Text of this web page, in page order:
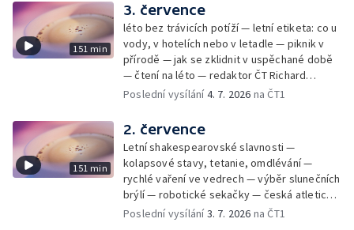
151 min
3. července
léto bez trávicích potíží — letní etiketa: co u
vody, v hotelích nebo v letadle — piknik v
přírodě — jak se zklidnit v uspěchané době
— čtení na léto — redaktor ČT Richard
Samko
Poslední vysílání4. 7. 2026 na ČT1
151 min
2. července
Letní shakespearovské slavnosti —
kolapsové stavy, tetanie, omdlévání —
rychlé vaření ve vedrech — výběr slunečních
brýlí — robotické sekačky — česká atletická
rekordmanka — psí seriál: výmarský
Poslední vysílání3. 7. 2026 na ČT1